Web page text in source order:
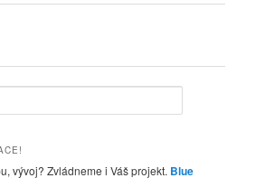
vývoj? Zvládneme i Váš projekt. Blue